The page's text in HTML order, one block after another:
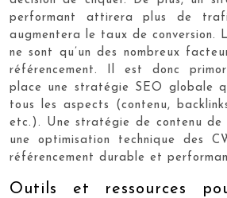
performant attirera plus de
augmentera le taux de conversion.
ne sont qu’un des nombreux
référencement. Il est donc
place une stratégie SEO globale
tous les aspects (contenu,
etc.). Une stratégie de contenu de
une optimisation technique des
référencement durable et
Outils et ressources